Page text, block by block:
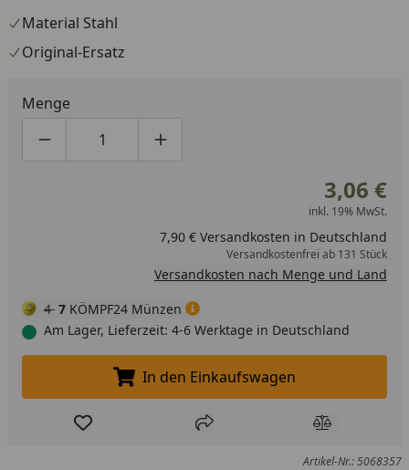
Material Stahl
Original-Ersatz
Menge
Produktmenge um eins verringern
Produktmenge manuell eingeben
Produktmenge um eins erhöhen
3,06 €
inkl. 19% MwSt.
7,90 € Versandkosten in Deutschland
Versandkostenfrei ab 131 Stück
Versandkosten nach Menge und Land
4 7 KÖMPF24 Münzen
Am Lager, Lieferzeit: 4-6 Werktage in Deutschland
In den Einkaufswagen legen
In den Einkaufswagen
Produkt zur Wunschliste hinzufügen
Teilen Produkt
Artikel-Nr.: 5068357